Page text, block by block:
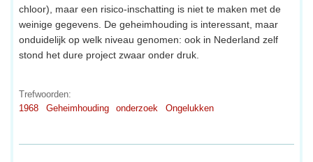
chloor), maar een risico-inschatting is niet te maken met de
weinige gegevens. De geheimhouding is interessant, maar
onduidelijk op welk niveau genomen: ook in Nederland zelf
stond het dure project zwaar onder druk.
Trefwoorden:
1968
Geheimhouding onderzoek Ongelukken